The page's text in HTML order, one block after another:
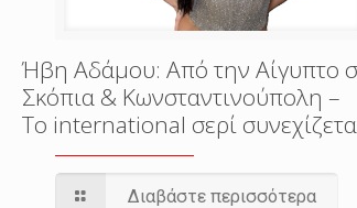
Ήβη Αδάμου: Από την Αίγυπτο
Σκόπια & Κωνσταντινούπολη –
Το international σερί
Διαβάστε περισσότερα